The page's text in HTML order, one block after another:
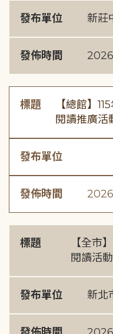
發布單位 新莊
發佈時間
標題
【總館】
閱讀推廣
發布單位
發佈時間
標題
【全市
閱讀活
發布單位 新北